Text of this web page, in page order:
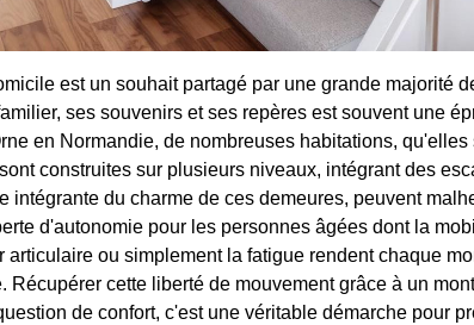
est un souhait partagé par une grande majorité
ses souvenirs et ses repères est souvent une
en Normandie, de nombreuses habitations, qu'elles
construites sur plusieurs niveaux, intégrant des
intégrante du charme de ces demeures, peuvent
d'autonomie pour les personnes âgées dont la
articulaire ou simplement la fatigue rendent chaque
Récupérer cette liberté de mouvement grâce à un
de confort, c'est une véritable démarche pour